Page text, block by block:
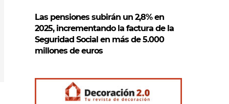
Las pensiones subirán un 2,8% en
2025, incrementando la factura de la
Seguridad Social en más de 5.000
millones de euros